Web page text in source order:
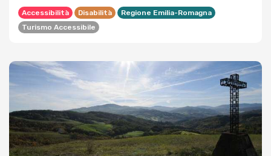
Accessibilità Disabilità
Regione Emilia-Romagna
Turismo Accessibile